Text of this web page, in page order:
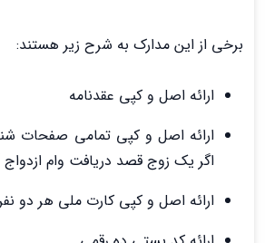
برخی از این مدارک به شرح زیر هستند:
ارائه اصل و کپی عقدنامه
ارائه اصل و کپی تمامی صفحات
اگر یک زوج قصد دریافت وام
ارائه اصل و کپی کارت ملی هر دو